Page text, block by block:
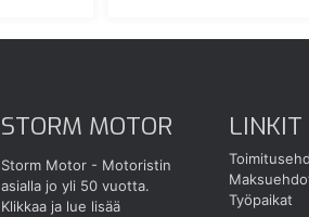
STORM MOTOR
Storm Motor - Motoristin
asialla jo yli 50 vuotta.
Klikkaa ja lue lisää
LINKIT
Työpaikat